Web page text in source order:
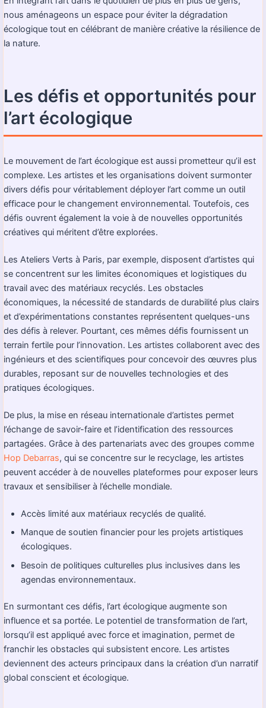
nous aménageons un espace pour éviter la dégradation
écologique tout en célébrant de manière créative la résilience de
la nature.
Les défis et opportunités pour
l’art écologique
Le mouvement de l’art écologique est aussi prometteur qu’il est
complexe. Les artistes et les organisations doivent surmonter
divers défis pour véritablement déployer l’art comme un outil
efficace pour le changement environnemental. Toutefois, ces
défis ouvrent également la voie à de nouvelles opportunités
créatives qui méritent d’être explorées.
Les Ateliers Verts à Paris, par exemple, disposent d’artistes qui
se concentrent sur les limites économiques et logistiques du
travail avec des matériaux recyclés. Les obstacles
économiques, la nécessité de standards de durabilité plus clairs
et d’expérimentations constantes représentent quelques-uns
des défis à relever. Pourtant, ces mêmes défis fournissent un
terrain fertile pour l’innovation. Les artistes collaborent avec des
ingénieurs et des scientifiques pour concevoir des œuvres plus
durables, reposant sur de nouvelles technologies et des
pratiques écologiques.
De plus, la mise en réseau internationale d’artistes permet
l’échange de savoir-faire et l’identification des ressources
partagées. Grâce à des partenariats avec des groupes comme
Hop Debarras, qui se concentre sur le recyclage, les artistes
peuvent accéder à de nouvelles plateformes pour exposer leurs
travaux et sensibiliser à l’échelle mondiale.
Accès limité aux matériaux recyclés de qualité.
Manque de soutien financier pour les projets artistiques
écologiques.
Besoin de politiques culturelles plus inclusives dans les
agendas environnementaux.
En surmontant ces défis, l’art écologique augmente son
influence et sa portée. Le potentiel de transformation de l’art,
lorsqu’il est appliqué avec force et imagination, permet de
franchir les obstacles qui subsistent encore. Les artistes
deviennent des acteurs principaux dans la création d’un narratif
global conscient et écologique.